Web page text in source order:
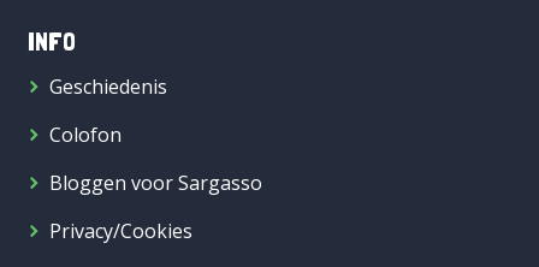
INFO
Geschiedenis
Colofon
Bloggen voor Sargasso
Privacy/Cookies